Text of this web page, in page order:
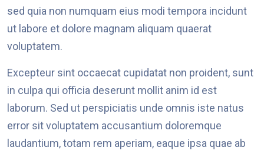
sed quia non numquam eius modi tempora incidunt
ut labore et dolore magnam aliquam quaerat
voluptatem.
Excepteur sint occaecat cupidatat non proident, sunt
in culpa qui officia deserunt mollit anim id est
laborum. Sed ut perspiciatis unde omnis iste natus
error sit voluptatem accusantium doloremque
laudantium, totam rem aperiam, eaque ipsa quae ab